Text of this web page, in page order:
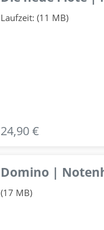
Laufzeit: (11 MB)
24,90 €
Domino |
(17 MB)